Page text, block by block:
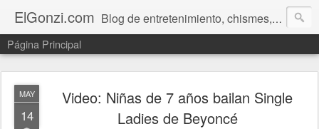
ElGonzi.com Blog de entretenimiento, chismes, humor, farándula, curiosidades, ovnis, noticias calientes, fotos, videos, paranormal y ¡más!
Página Principal
MAY
14
Video: Niñas de 7 años bailan Single
Ladies de Beyoncé